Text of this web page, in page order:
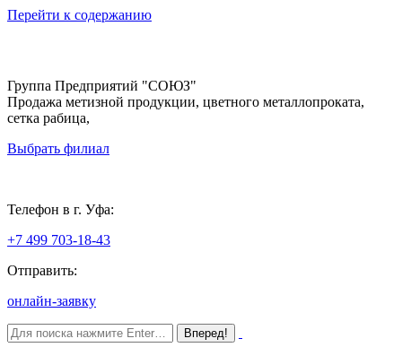
Перейти к содержанию
Группа Предприятий "СОЮЗ"
Продажа метизной продукции, цветного металлопроката,
сетка рабица,
Выбрать филиал
Телефон в г. Уфа:
+7 499 703-18-43
Отправить:
онлайн-заявку